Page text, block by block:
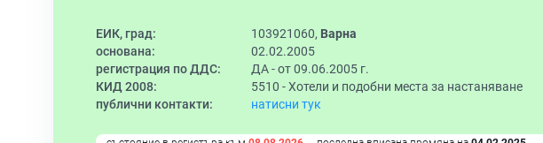
ЕИК, град: 103921060, Варна
основана:
02.02.2005
регистрация по ДДС:
ДА - от 09.06.2005 г.
КИД 2008:
5510 -Хотели и подобни места за настаняване
публични контакти:
натисни тук